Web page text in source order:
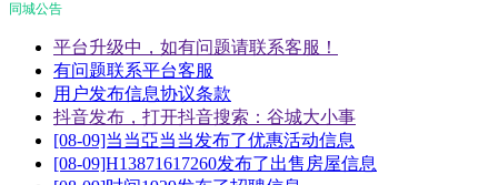
同城公告
平台升级中，如有问题请联系客服！
有问题联系平台客服
用户发布信息协议条款
抖音发布，打开抖音搜索：谷城大小事
[08-09]当当亞当当发布了优惠活动信息
[08-09]H13871617260发布了出售房屋信息